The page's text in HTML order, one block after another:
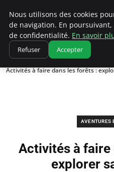
Correze Co
Accueil
Aventures en plein air
Activités à faire dans les forêts :
AVENTURES
Activités à faire
explorer
Nous utilisons des cookies
de navigation. En
de confidentialité. En savoir
Refuser Accepter